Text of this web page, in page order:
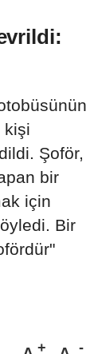
kişi
Şoför,
bir
için
Bir